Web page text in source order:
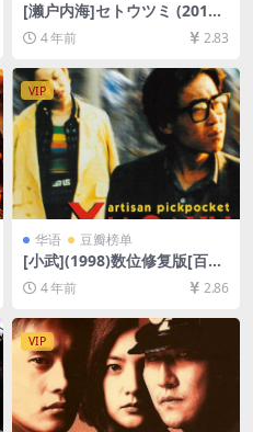
[濑户内海]セトウツミ (2016)
[百度网盘+迅雷云盘资源1080
P超清未删减][MP4/4.5GB][日
4 年前 2.83
VIP
华语 豆瓣榜单
[小武](1998)数位修复版[百度
网盘+迅雷云盘资源1080P超
清未删减][MP4/6.4GB][中文
字幕]
4 年前 2.86
VIP